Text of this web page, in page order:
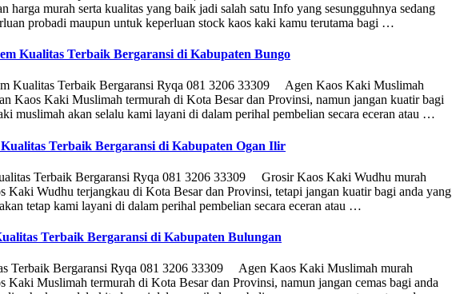
harga murah serta kualitas yang baik jadi salah satu Info yang sesungguhnya sedang
probadi maupun untuk keperluan stock kaos kaki kamu terutama bagi …
Kualitas Terbaik Bergaransi di Kabupaten Bungo
Kualitas Terbaik Bergaransi Ryqa 081 3206 33309 Agen Kaos Kaki Muslimah
Kaos Kaki Muslimah termurah di Kota Besar dan Provinsi, namun jangan kuatir bagi
muslimah akan selalu kami layani di dalam perihal pembelian secara eceran atau …
Terbaik Bergaransi di Kabupaten Ogan Ilir
Terbaik Bergaransi Ryqa 081 3206 33309 Grosir Kaos Kaki Wudhu murah
Kaki Wudhu terjangkau di Kota Besar dan Provinsi, tetapi jangan kuatir bagi anda yang
tetap kami layani di dalam perihal pembelian secara eceran atau …
Terbaik Bergaransi di Kabupaten Bulungan
Terbaik Bergaransi Ryqa 081 3206 33309 Agen Kaos Kaki Muslimah murah
Kaki Muslimah termurah di Kota Besar dan Provinsi, namun jangan cemas bagi anda